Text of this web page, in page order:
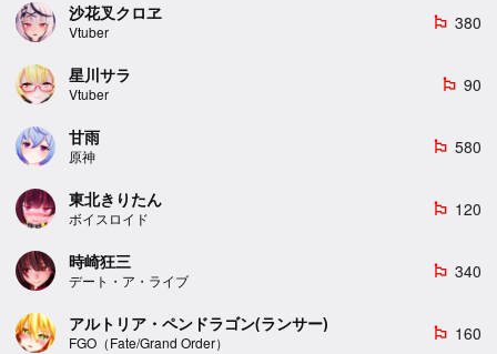
沙花叉クロヱ
Vtuber
emoji_flags 380
星川サラ
Vtuber
emoji_flags 90
甘雨
原神
emoji_flags 580
東北きりたん
ボイスロイド
emoji_flags 120
時崎狂三
デート・ア・ライブ
emoji_flags 340
アルトリア・ペンドラゴン(ランサー)
FGO（Fate/Grand Order）
emoji_flags 160